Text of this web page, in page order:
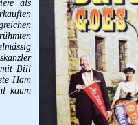
als
mit Bill
Ham
kaum